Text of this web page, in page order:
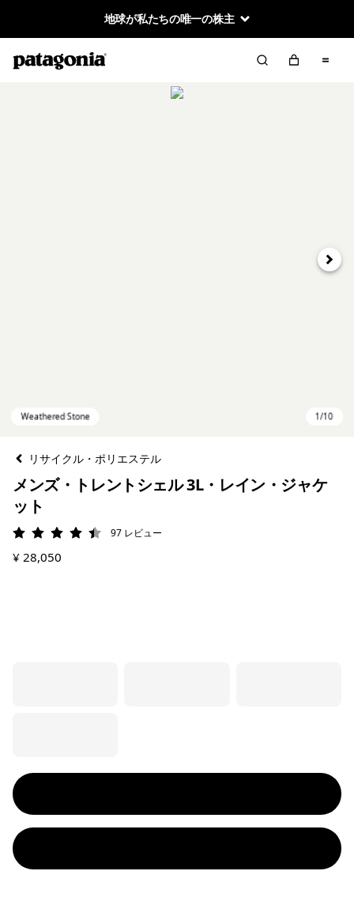
地球が私たちの唯一の株主
次へ
リサイクル・ポリエステル
メンズ・トレントシェル 3L・レイン・ジャケ
ット
評価: 4.4 / 5
97 レビュー
¥ 28,050